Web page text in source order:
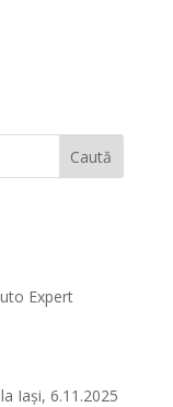
Caută
Expert
Iași, 6.11.2025